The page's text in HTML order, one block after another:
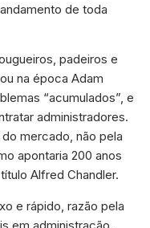
de toda
padeiros e
na época Adam
“acumulados”, e
administradores.
mercado, não pela
apontaria 200 anos
Alfred Chandler.
e rápido, razão pela
em administração.